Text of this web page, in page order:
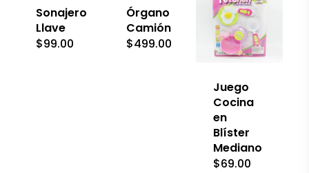
Sonajero
Llave
$99.00
Órgano
Camión
$499.00
Juego
Cocina
en
Blíster
Mediano
$69.00